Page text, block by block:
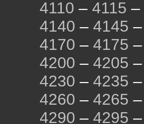
4110 – 4115 –
4140 – 4145 –
4170 – 4175 –
4200 – 4205 –
4230 – 4235 –
4260 – 4265 –
4290 – 4295 –